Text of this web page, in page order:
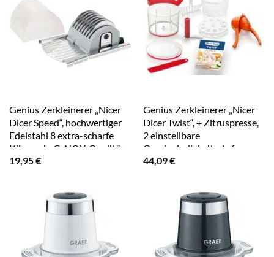
Genius Zerkleinerer „Nicer
Dicer Speed“, hochwertiger
Edelstahl 8 extra-scharfe
Klingen in G-NOX-Qualität
19,95€
Genius Zerkleinerer „Nicer
Dicer Twist“, + Zitruspresse,
2 einstellbare
Geschwindigkeitsstufen
44,09€